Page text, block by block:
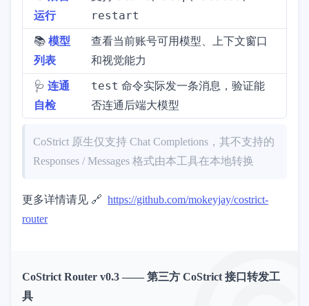
运行
restart
📚 模型
列表
查看当前账号可用模型、上下文窗口
和视觉能力
🩺 连通
自检
test 命令实际发一条消息，验证能
否连通后端大模型
CoStrict 原生仅支持 Chat Completions，其不支持的
Responses / Messages 格式由本工具在本地转换
更多详情请见 🔗 https://github.com/mokeyjay/costrict-
router
CoStrict Router v0.3 —— 第三方 CoStrict 接口转发工
具